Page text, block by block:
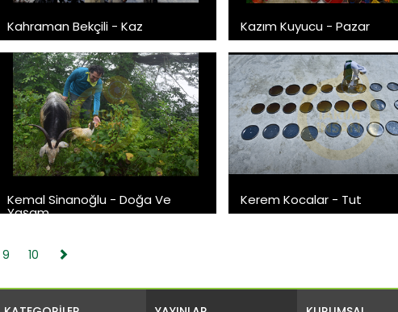
Kahraman Bekçili - Kaz Kazım Kuyucu - Pazar
Kemal Sinanoğlu - Doğa Ve
Yaşam
Kerem Kocalar - Tut
9 10